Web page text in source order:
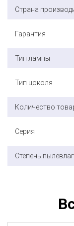
Страна
Гарантия
Тип лампы
Тип цоколя
Количество
Серия
Степень